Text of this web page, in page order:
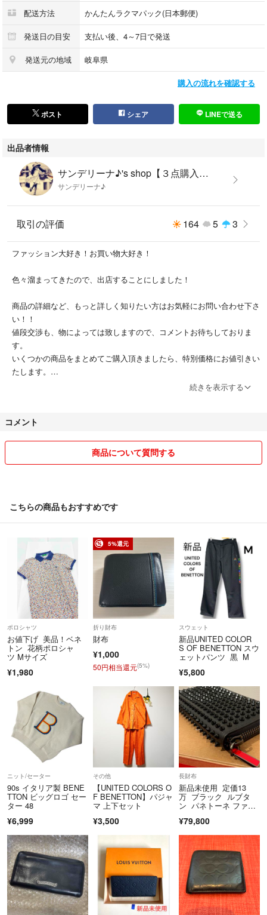
配送方法 かんたんラクマパック(日本郵便)
発送日の目安 支払い後、4～7日で発送
発送元の地域 岐阜県
購入の流れを確認する
ポスト シェア LINEで送る
出品者情報
サンデリーナ♪'s shop【３点購入で１点プレゼント(¥700以下の商品)】
サンデリーナ♪
取引の評価 164 5 3
ファッション大好き！お買い物大好き！
色々溜まってきたので、出店することにしました！
商品の詳細など、もっと詳しく知りたい方はお気軽にお問い合わせ下さ
い！！
値段交渉も、物によっては致しますので、コメントお待ちしておりま
す。
いくつかの商品をまとめてご購入頂きましたら、特別価格にお値引きい
たします。
＊フォローして下さり、フォローしたとコメントでお知らせ頂けました
発送日について、出張や旅行をしている場合に発送が大幅に遅れる場合
ようお願い申し上げます。
また、他のサイトでも出品している為、他で購入があった際は削除させ
て頂いております。
続きを表示する
コメント
商品について質問する
こちらの商品もおすすめです
ポロシャツ
お値下げ 美品！ベネ
トン 花柄ポロシャ
ツ Mサイズ
¥1,980
5%還元
折り財布
財布
¥1,000
50円相当還元(5%)
スウェット
新品UNITED COLOR
S OF BENETTON スウ
ェットパンツ 黒 M
¥5,800
ニット/セーター
90s イタリア製 BENE
TTON ビッグロゴ セー
ター 48
¥6,999
その他
【UNITED COLORS O
F BENETTON】パジャ
マ 上下セット
¥3,500
長財布
新品未使用 定価13
万 ブラック ルブタ
ン パネトーネ ファス
¥79,800